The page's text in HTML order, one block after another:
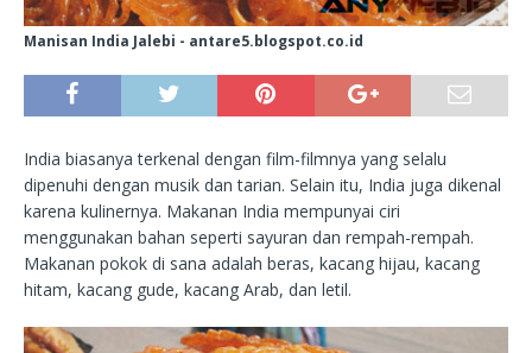
Manisan India Jalebi - antare5.blogspot.co.id
India biasanya terkenal dengan film-filmnya yang selalu
dipenuhi dengan musik dan tarian. Selain itu, India juga dikenal
karena kulinernya. Makanan India mempunyai ciri
menggunakan bahan seperti sayuran dan rempah-rempah.
Makanan pokok di sana adalah beras, kacang hijau, kacang
hitam, kacang gude, kacang Arab, dan letil.